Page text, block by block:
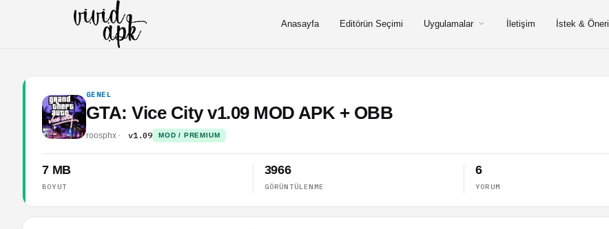
Anasayfa Editörün Seçimi Uygulamalar İletişim İstek & Öneri
GENEL
GTA: Vice City v1.09 MOD APK + OBB
roosphx v1.09 MOD / PREMIUM
7 MB
BOYUT
3966
GÖRÜNTÜLENME
6
YORUM